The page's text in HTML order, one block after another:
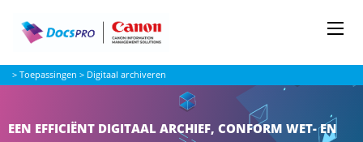
Docspro
> Toepassingen > Digitaal archiveren
EEN EFFICIËNT DIGITAAL ARCHIEF, CONFORM WET- EN